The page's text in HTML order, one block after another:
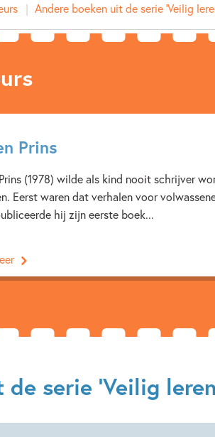
Andere boeken uit de serie 'Veilig
Prins
(1978) wilde als kind nooit schrijver
Eerst waren dat verhalen voor
hij zijn eerste boek...
serie 'Veilig